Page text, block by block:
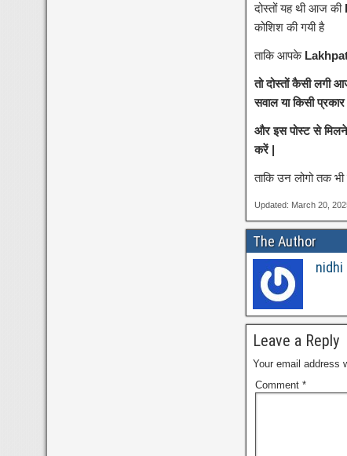
दोस्तों यह थी आज की
कोशिश की गयी है
ताकि आपके
तो दोस्तों कैसी लगी
सवाल या किसी
और इस पोस्ट से
करें |
ताकि उन लोगो तक
Updated: March 20,
The Author
nidhi
Leave a Reply
Your email address
Comment *